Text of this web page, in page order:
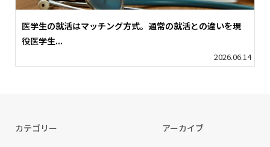
医学生の就活はマッチング方式。通常の就活との違いを現
役医学生...
2026.06.14
カテゴリー アーカイブ